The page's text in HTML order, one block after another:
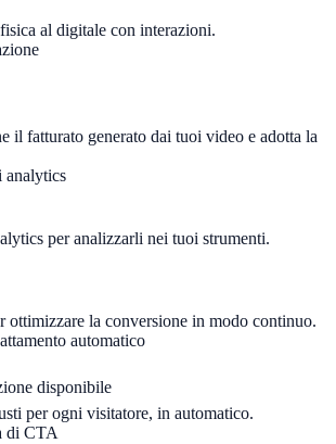
al digitale con interazioni.
il fatturato generato dai tuoi video e adotta la
analytics
per analizzarli nei tuoi strumenti.
ottimizzare la conversione in modo continuo.
automatico
disponibile
per ogni visitatore, in automatico.
di CTA